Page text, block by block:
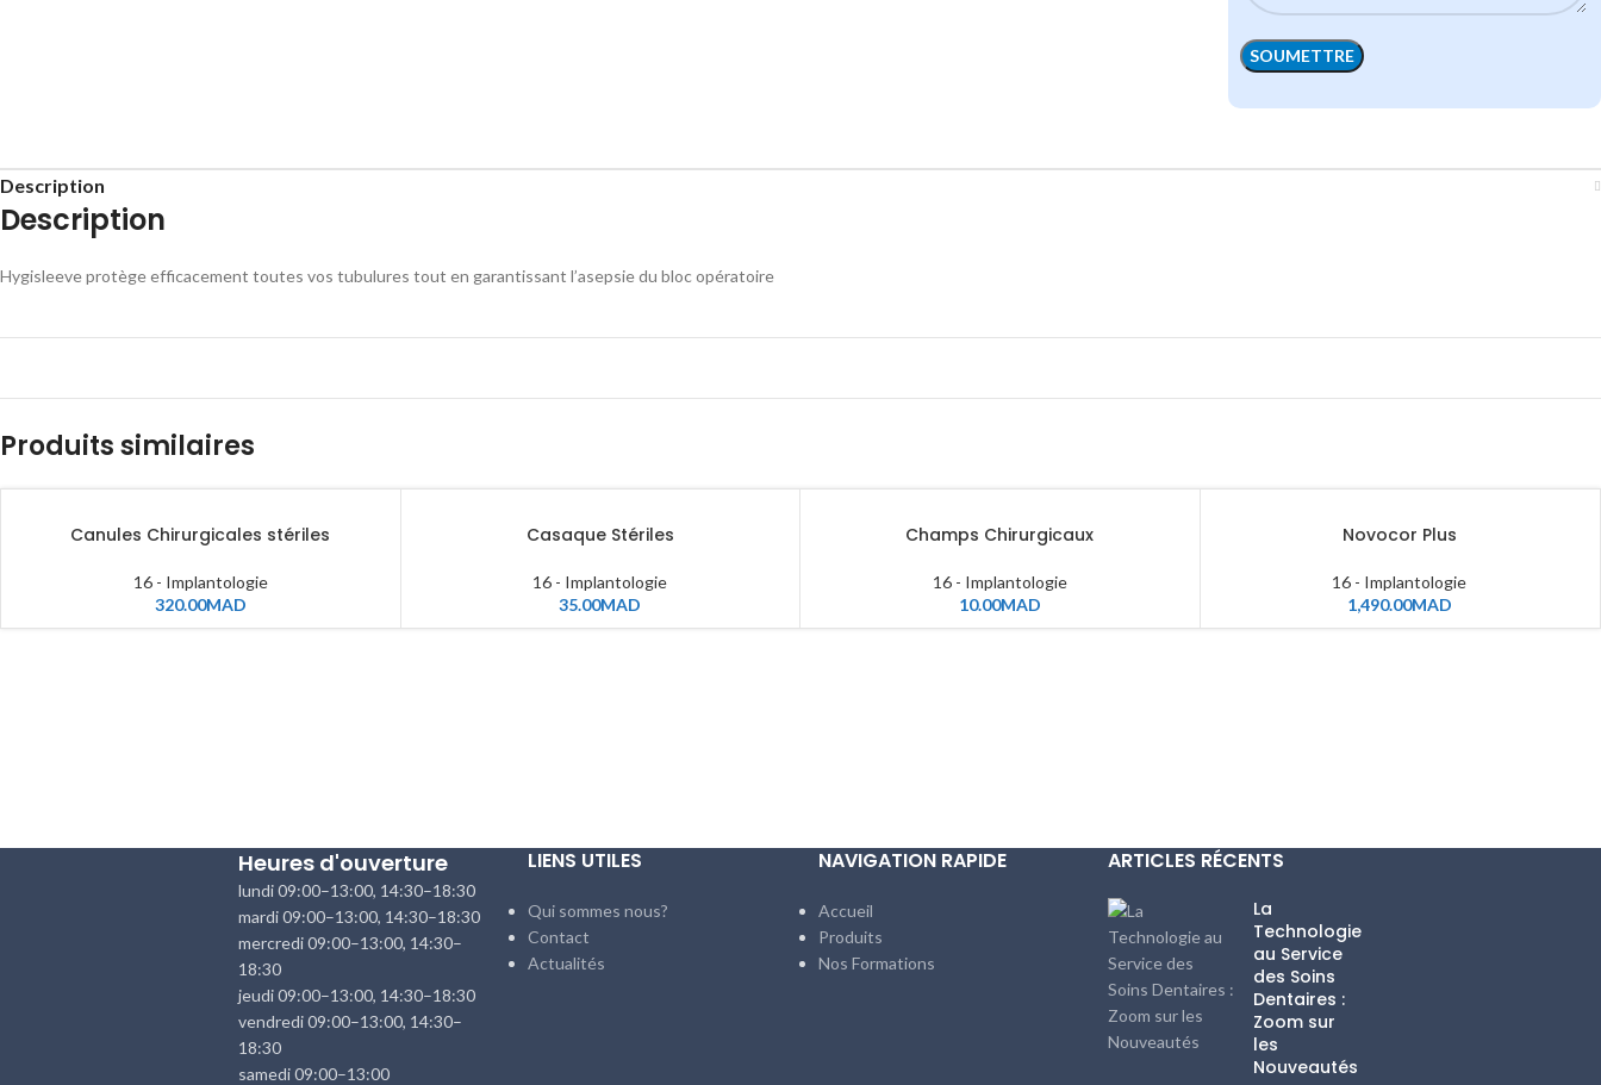
Description
Description
Hygisleeve protège efficacement toutes vos tubulures tout en garantissant l’asepsie du bloc opératoire
Produits similaires
Canules Chirurgicales stériles
16 - Implantologie
320.00MAD
Casaque Stériles
16 - Implantologie
35.00MAD
Champs Chirurgicaux
16 - Implantologie
10.00MAD
Novocor Plus
16 - Implantologie
1,490.00MAD
Heures d'ouverture
lundi 09:00–13:00, 14:30–18:30
mardi 09:00–13:00, 14:30–18:30
mercredi 09:00–13:00, 14:30–
18:30
jeudi 09:00–13:00, 14:30–18:30
vendredi 09:00–13:00, 14:30–
18:30
samedi 09:00–13:00
LIENS UTILES
Qui sommes nous?
Contact
Actualités
NAVIGATION RAPIDE
Accueil
Produits
Nos Formations
ARTICLES RÉCENTS
La
Technologie
au Service
des Soins
Dentaires :
Zoom sur
les
Nouveautés